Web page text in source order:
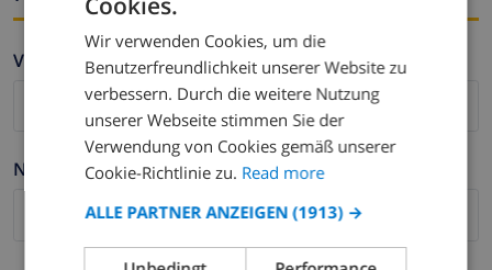
Vorname *
Nachname *
DUTCH
SPANISH
GERMAN
Wir verwenden Cookies, um die
Benutzerfreundlichkeit unserer Website zu
verbessern. Durch die weitere Nutzung
unserer Webseite stimmen Sie der
Verwendung von Cookies gemäß unserer
Cookie-Richtlinie zu. Read more
ALLE PARTNER ANZEIGEN (1913) →